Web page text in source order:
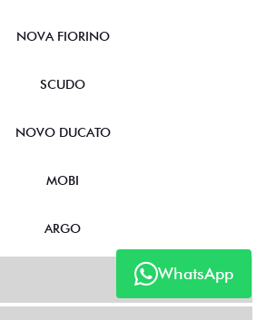
WhatsApp
NOVA FIORINO
SCUDO
NOVO DUCATO
MOBI
ARGO